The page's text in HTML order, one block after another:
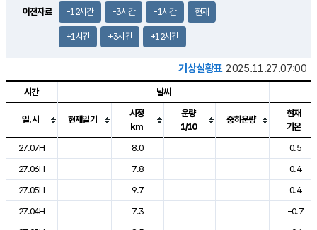
이전자료 -12시간 -3시간 -1시간 현재
+1시간 +3시간 +12시간
기상실황표 2025.11.27.07:00
도시별 기상실황표로 지점, 날씨, 기온, 강수, 바람, 기압등을 안내한 표입
시간 날씨
일.시 현재일기
시정
km
운량
1/10
중하운량
현재
기온
27.07H
8.0
0.5
27.06H
7.8
0.4
27.05H
9.7
0.4
27.04H
7.3
-0.7